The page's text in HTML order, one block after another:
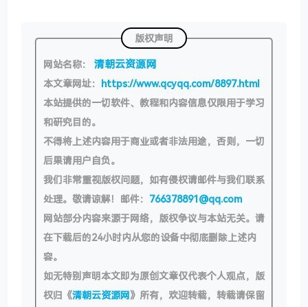
版权声明
网站名称： 清朝云资源网
本文章网址： https://www.qcyqq.com/8897.html
本站提供的一切软件、教程和内容信息仅限用于学习
和研究目的。
不得将上述内容用于商业或者非法用途，否则，一切
后果请用户自负。
我们非常重视版权问题，如有侵权请邮件与我们联系
处理。敬请谅解！邮件： 766378891@qq.com
网站部分内容来源于网络，版权争议与本站无关。请
在下载后的24小时内从您的设备中彻底删除上述内
容。
如无特别声明本文即为原创文章仅代表个人观点，版
权归《清朝云资源网》所有，欢迎转载，转载请保留